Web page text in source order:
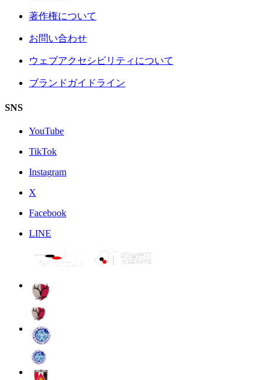
著作権について
お問い合わせ
ウェブアクセシビリティについて
ブランドガイドライン
SNS
YouTube
TikTok
Instagram
X
Facebook
LINE